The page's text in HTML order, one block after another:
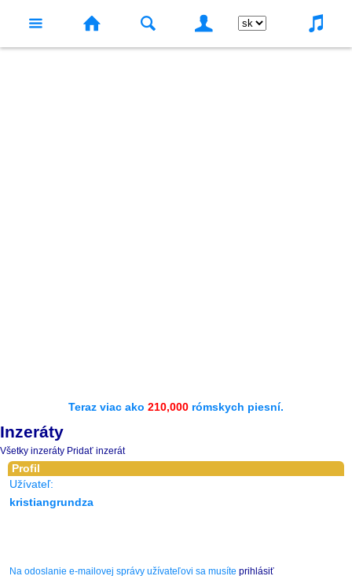
Teraz viac ako 210,000 rómskych piesní.
Inzeráty
Všetky inzeráty Pridať inzerát
Profil
Užívateľ:
kristiangrundza
Na odoslanie e-mailovej správy užívateľovi sa musíte prihlásiť